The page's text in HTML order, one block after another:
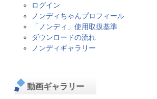
ログイン
ノンディちゃんプロフィール
「ノンディ」使用取扱基準
ダウンロードの流れ
ノンディギャラリー
動画ギャラリー